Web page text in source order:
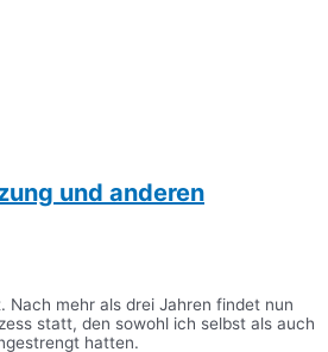
und anderen
Nach mehr als drei Jahren findet nun
statt, den sowohl ich selbst als auch
hatten.